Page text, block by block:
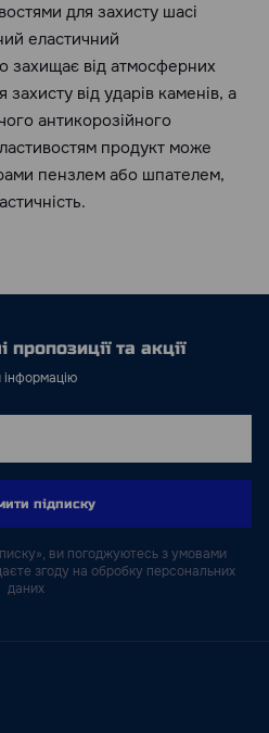
для захисту шасі
еластичний
захищає від атмосферних
від ударів каменів, а
антикорозійного
продукт може
пензлем або шпателем,
та акції
підписку
ви погоджуютесь з умовами
згоду на обробку персональних
даних